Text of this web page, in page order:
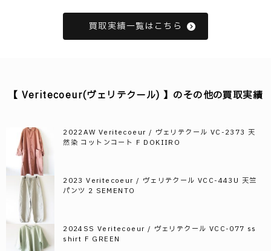
買取実績一覧はこちら
【 Veritecoeur(ヴェリテクール) 】のその他の買取実績
2022AW Veritecoeur / ヴェリテクール VC-2373 天
然染 コットンコート F DOKIIRO
2023 Veritecoeur / ヴェリテクール VCC-443U 天竺
パンツ 2 SEMENTO
2024SS Veritecoeur / ヴェリテクール VCC-077 ss
shirt F GREEN